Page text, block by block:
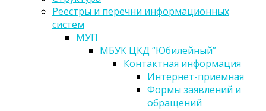
Реестры и перечни информационных
систем
МУП
МБУК ЦКД “Юбилейный”
Контактная информация
Интернет-приемная
Формы заявлений и
обращений